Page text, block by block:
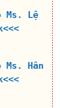
Ms. Lệ
Hân